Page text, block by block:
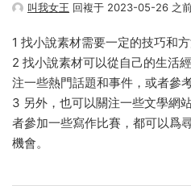
叫我女王 回複于 2023-05-26 之
1 找小說素材需要一定的技巧和
2 找小說素材可以從自己的生活
注一些熱門話題和事件，或者參
3 另外，也可以關注一些文學網
者參加一些寫作比賽，都可以爲
機會。